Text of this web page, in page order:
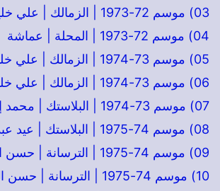
03) موسم 72-1973 | الزمالك | علي خليل
04) موسم 72-1973 | المحلة | عماشة
05) موسم 73-1974 | الزمالك | علي خليل
06) موسم 73-1974 | الزمالك | علي خليل
07) موسم 73-1974 | البلاستك | محمد إمام
08) موسم 74-1975 | البلاستك | عيد عبد الملك
09) موسم 74-1975 | الترسانة | حسن الشاذلي
10) موسم 74-1975 | الترسانة | حسن الشاذلي